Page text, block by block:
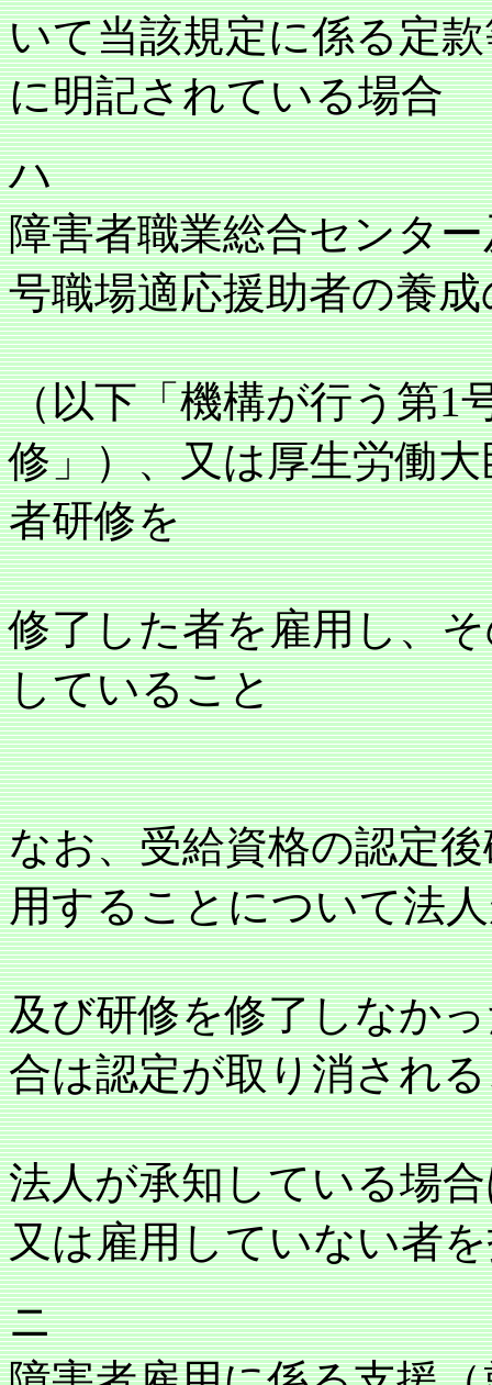
いて当該規定に係る定
に明記されている場合
ハ
障害者職業総合センタ
号職場適応援助者の養
（以下「機構が行う第1
修」）、又は厚生労働
者研修を
修了した者を雇用し、
していること
なお、受給資格の認定
用することについて法
及び研修を修了しなか
合は認定が取り消され
法人が承知している場
又は雇用していない者
ニ